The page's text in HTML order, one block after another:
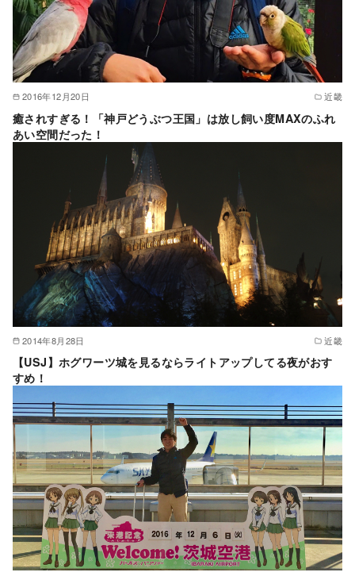
2016年12月20日 近畿
癒されすぎる！「神戸どうぶつ王国」は放し飼い度MAXのふれ
あい空間だった！
2014年8月28日 近畿
【USJ】ホグワーツ城を見るならライトアップしてる夜がおす
すめ！